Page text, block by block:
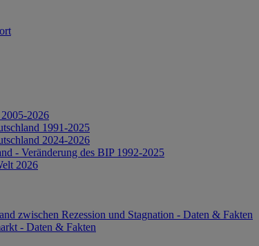
2026
1991-2025
2024-2026
- Veränderung des BIP 1992-2025
2026
zwischen Rezession und Stagnation - Daten & Fakten
- Daten & Fakten